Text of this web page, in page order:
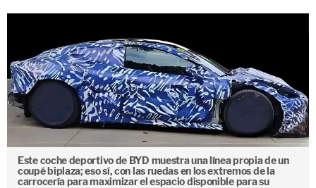
Este coche deportivo de BYD muestra una línea propia de un
coupé biplaza; eso sí, con las ruedas en los extremos de la
carrocería para maximizar el espacio disponible para su